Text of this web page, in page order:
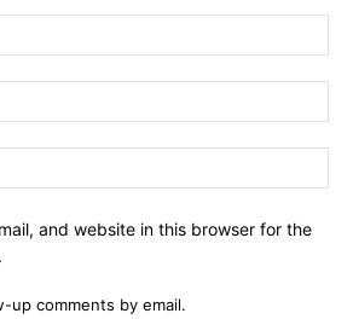
and website in this browser for the
up comments by email.